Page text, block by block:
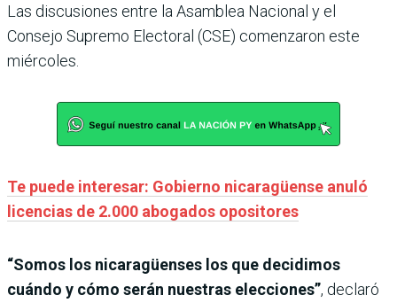
Las discusiones entre la Asamblea Nacional y el
Consejo Supremo Electoral (CSE) comenzaron este
miércoles.
Te puede interesar: Gobierno nicaragüense anuló
licencias de 2.000 abogados opositores
“Somos los nicaragüenses los que decidimos
cuándo y cómo serán nuestras elecciones”, declaró